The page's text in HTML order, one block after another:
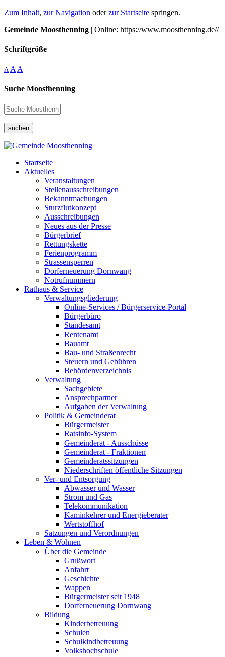
Zum Inhalt, zur Navigation oderzur Startseite springen.
Gemeinde Moosthenning | Online: https://www.moosthenning.de//
Schriftgröße
A A A
Suche Moosthenning
suchen
Startseite
Aktuelles
Veranstaltungen
Stellenausschreibungen
Bekanntmachungen
Sturzflutkonzept
Ausschreibungen
Neues aus der Presse
Bürgerbrief
Rettungskette
Ferienprogramm
Strassensperren
Dorferneuerung Dornwang
Notrufnummern
Rathaus & Service
Verwaltungsgliederung
Online-Services / Bürgerservice-Portal
Bürgerbüro
Standesamt
Rentenamt
Bauamt
Bau- und Straßenrecht
Steuern und Gebühren
Behördenverzeichnis
Verwaltung
Sachgebiete
Ansprechpartner
Aufgaben der Verwaltung
Politik & Gemeinderat
Bürgermeister
Ratsinfo-System
Gemeinderat - Ausschüsse
Gemeinderat - Fraktionen
Gemeinderatssitzungen
Niederschriften öffentliche Sitzungen
Ver- und Entsorgung
Abwasser und Wasser
Strom und Gas
Telekommunikation
Kaminkehrer und Energieberater
Wertstoffhof
Satzungen und Verordnungen
Leben & Wohnen
Über die Gemeinde
Grußwort
Anfahrt
Geschichte
Wappen
Bürgermeister seit 1948
Dorferneuerung Dornwang
Bildung
Kinderbetreuung
Schulen
Schulkindbetreuung
Volkshochschule